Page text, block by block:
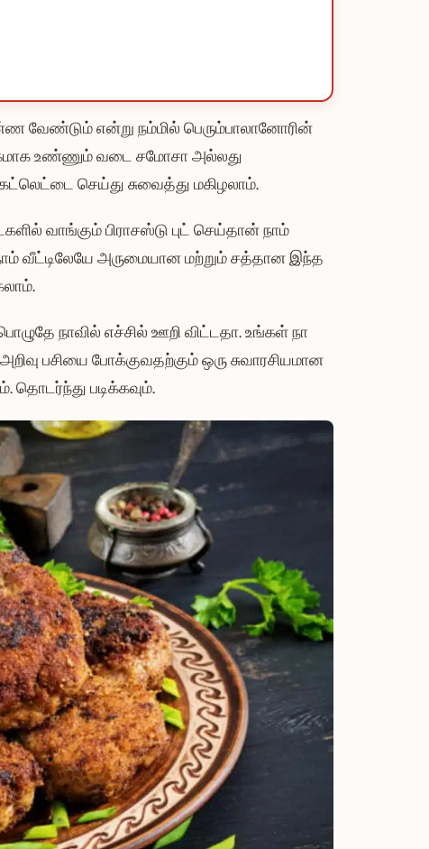
வேண்டும் என்று நம்மில் பெரும்பாலானோரின்
உண்ணும் வடை சமோசா அல்லது
செய்து சுவைத்து மகிழலாம்.
வாங்கும் பிராசஸ்டு புட் செய்தான் நாம்
வீட்டிலேயே அருமையான மற்றும் சத்தான இந்த
நாவில் எச்சில் ஊறி விட்டதா. உங்கள் நா
பசியை போக்குவதற்கும் ஒரு சுவாரசியமான
தொடர்ந்து படிக்கவும்.